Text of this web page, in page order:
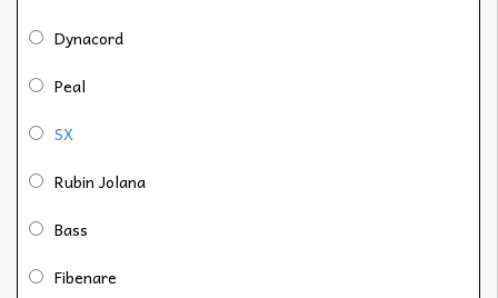
Dynacord
Peal
SX
Rubin Jolana
Bass
Fibenare